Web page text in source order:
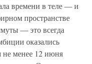
времени в теле — и
пространстве
— это всегда
оказались
не менее 12 июня